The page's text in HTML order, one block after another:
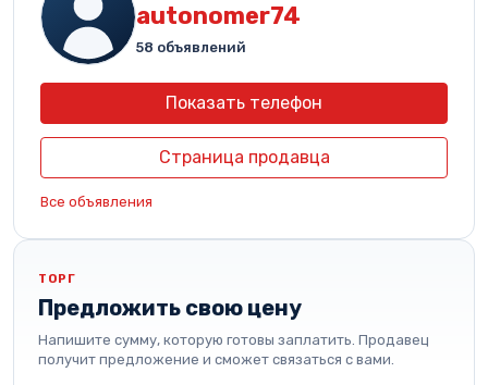
autonomer74
58 объявлений
Показать телефон
Страница продавца
Все объявления
ТОРГ
Предложить свою цену
Напишите сумму, которую готовы заплатить. Продавец
получит предложение и сможет связаться с вами.